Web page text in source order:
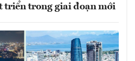
triển trong giai đoạn mới